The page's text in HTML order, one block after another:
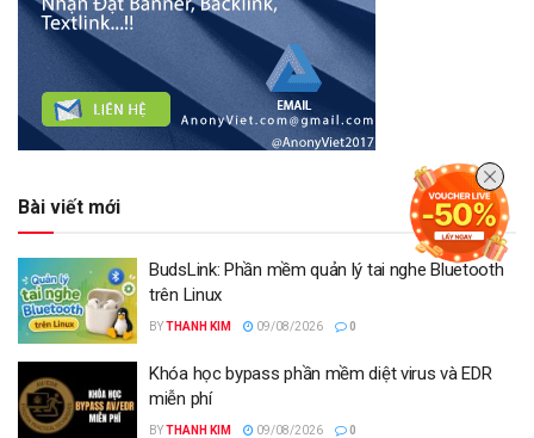
Bài viết mới
BudsLink: Phần mềm quản lý tai nghe Bluetooth
trên Linux
BYTHANH KIM 09/08/2026 0
Khóa học bypass phần mềm diệt virus và EDR
miễn phí
BYTHANH KIM 09/08/2026 0